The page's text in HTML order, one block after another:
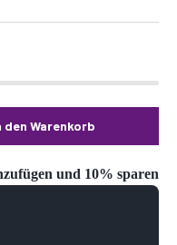
den Warenkorb
und 10% sparen
through product